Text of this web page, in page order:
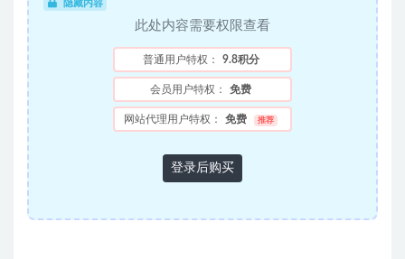
隐藏内容
此处内容需要权限查看
普通用户特权： 9.8积分
会员用户特权： 免费
网站代理用户特权： 免费 推荐
登录后购买